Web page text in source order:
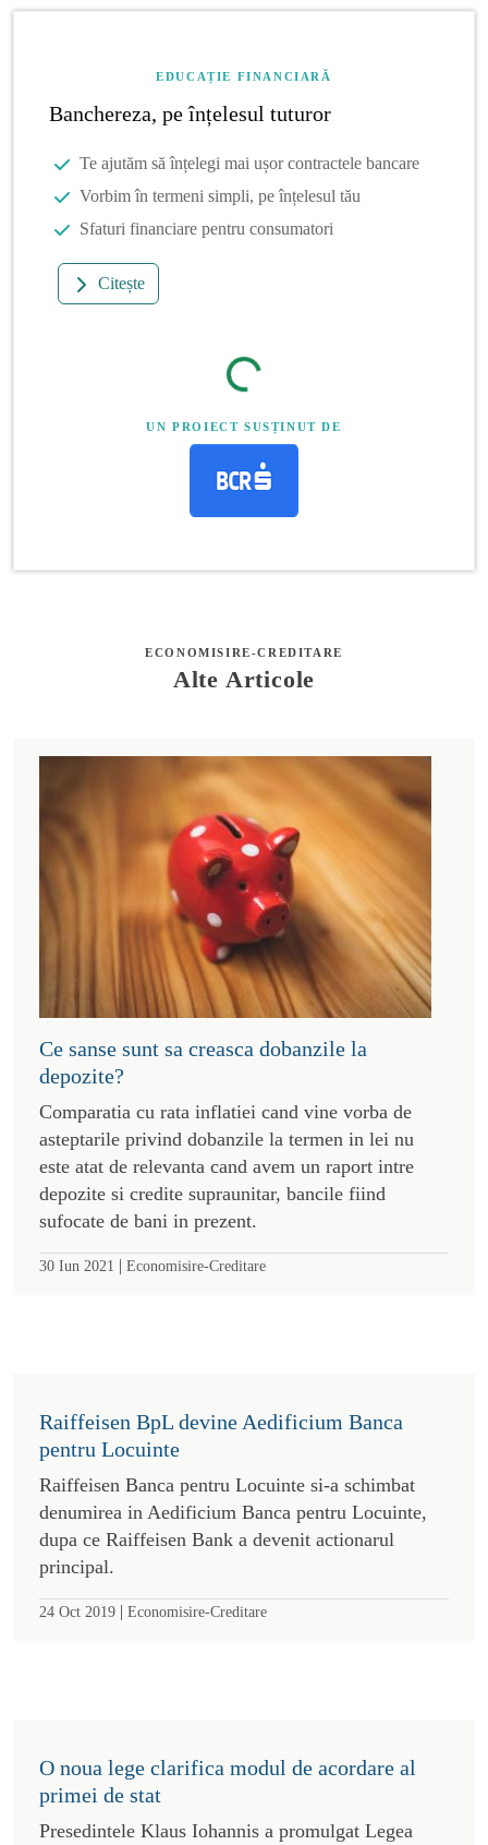
EDUCAȚIE FINANCIARĂ
Banchereza, pe înțelesul tuturor
Te ajutăm să înțelegi mai ușor contractele bancare
Vorbim în termeni simpli, pe înțelesul tău
Sfaturi financiare pentru consumatori
Citește
UN PROIECT SUSȚINUT DE
ECONOMISIRE-CREDITARE
Alte Articole
Ce sanse sunt sa creasca dobanzile la
depozite?
Comparatia cu rata inflatiei cand vine vorba de
asteptarile privind dobanzile la termen in lei nu
este atat de relevanta cand avem un raport intre
depozite si credite supraunitar, bancile fiind
sufocate de bani in prezent.
30 Iun 2021 | Economisire-Creditare
Raiffeisen BpL devine Aedificium Banca
pentru Locuinte
Raiffeisen Banca pentru Locuinte si-a schimbat
denumirea in Aedificium Banca pentru Locuinte,
dupa ce Raiffeisen Bank a devenit actionarul
principal.
24 Oct 2019 | Economisire-Creditare
O noua lege clarifica modul de acordare al
primei de stat
Presedintele Klaus Iohannis a promulgat Legea